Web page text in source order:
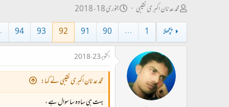
ص
ا
محمد عدنان اکبری نقیبی
ت
ا
خ
جنوری 18، 2018
پچھلا
1
…
90
91
92
93
94
اکتوبر 23، 2018
محمد عدنان اکبری نقیبی نے کہا:
بہت ہی سادہ سا سوال ہے ،